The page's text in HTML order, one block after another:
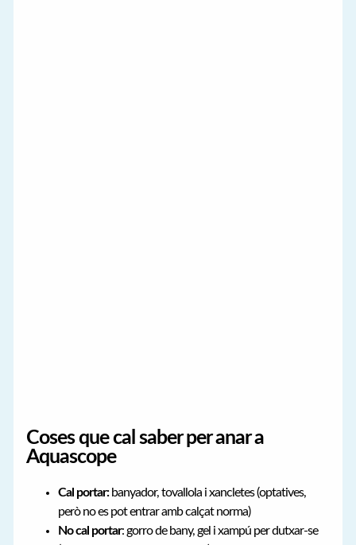
Coses que cal saber per anar a
Aquascope
Cal portar:banyador, tovallola i xancletes (optatives,
però no es pot entrar amb calçat norma)
No cal portar: gorro de bany, gel i xampú per dutxar-se